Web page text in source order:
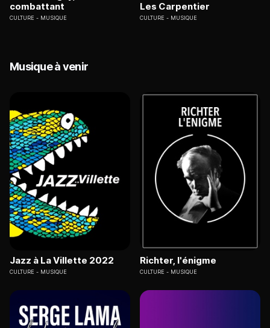
combattant
CULTURE MUSIQUE
Les Carpentier
CULTURE MUSIQUE
Musique à venir
Jazz à La Villette 2022
CULTURE MUSIQUE
Richter, l'énigme
CULTURE MUSIQUE